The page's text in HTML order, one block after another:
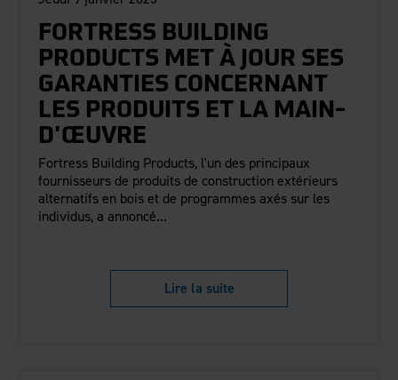
FORTRESS BUILDING
PRODUCTS MET À JOUR SES
GARANTIES CONCERNANT
LES PRODUITS ET LA MAIN-
D'ŒUVRE
Fortress Building Products, l'un des principaux
fournisseurs de produits de construction extérieurs
alternatifs en bois et de programmes axés sur les
individus, a annoncé...
Lire la suite